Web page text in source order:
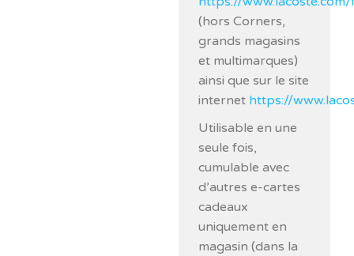
(hors Corners,
grands magasins
et multimarques)
ainsi que sur le site
internet https://
Utilisable en une
seule fois,
cumulable avec
d’autres e-cartes
cadeaux
uniquement en
magasin (dans la